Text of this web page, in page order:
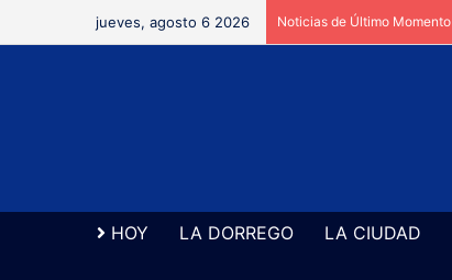
jueves, agosto 6 2026 Noticias de Último Momento
HOY LA DORREGO LA CIUDAD